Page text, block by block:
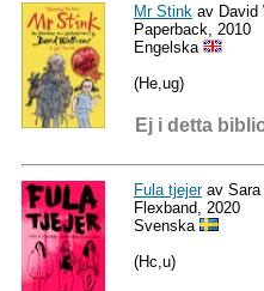
Mr Stink av David
Paperback, 2010
Engelska
(He,ug)
Ej i detta
Fula tjejerav Sara
Flexband, 2020
Svenska
(Hc,u)